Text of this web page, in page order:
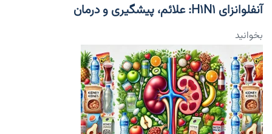
آنفلوانزای H۱N۱: علائم، پیشگیری و درمان
بخوانید